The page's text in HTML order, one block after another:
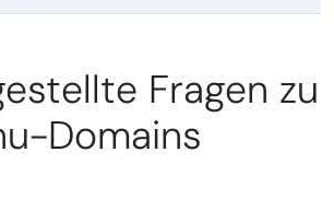
Fragen zu
Domains